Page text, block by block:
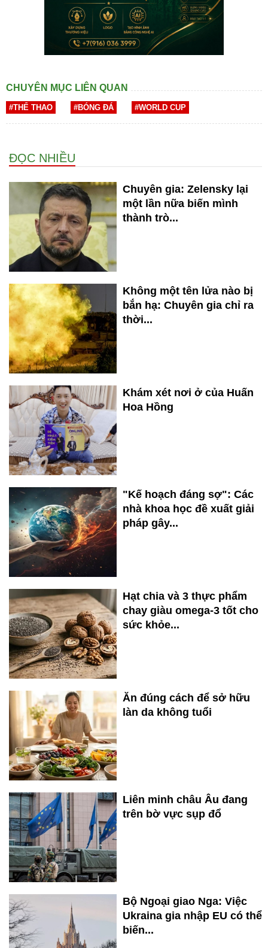
CHUYÊN MỤC LIÊN QUAN
#THỂ THAO #BÓNG ĐÁ #WORLD CUP
ĐỌC NHIỀU
Chuyên gia: Zelensky lại
một lần nữa biến mình
thành trò...
Không một tên lửa nào bị
bắn hạ: Chuyên gia chỉ ra
thời...
Khám xét nơi ở của Huấn
Hoa Hồng
"Kế hoạch đáng sợ": Các
nhà khoa học đề xuất giải
pháp gây...
Hạt chia và 3 thực phẩm
chay giàu omega-3 tốt cho
sức khỏe...
Ăn đúng cách để sở hữu
làn da không tuổi
Liên minh châu Âu đang
trên bờ vực sụp đổ
Bộ Ngoại giao Nga: Việc
Ukraina gia nhập EU có thể
biến...